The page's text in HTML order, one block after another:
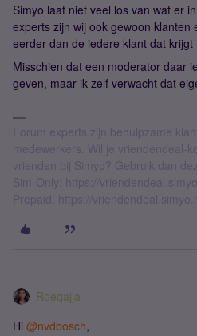
Simyo laat niet veel los van wat er
experts zijn wij ook gewoon klanten
eerder dan de iedere klant dat krijgt
Misschien dat een moderator daar
geven, maar ik zelf verwacht dat
Forum experts zijn behulpzame
medewerkers. Wil je vriendendeal-
vrienden bij Simyo? Gebruik dan
Sim-Only: https://
Prepaid: https://
Roeqajja
Hi @nvdbosch,